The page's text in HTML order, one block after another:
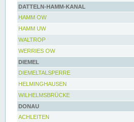
DATTELN-HAMM-KANAL
HAMM OW
HAMM UW
WALTROP
WERRIES OW
DIEMEL
DIEMELTALSPERRE
HELMINGHAUSEN
WILHELMSBRÜCKE
DONAU
ACHLEITEN